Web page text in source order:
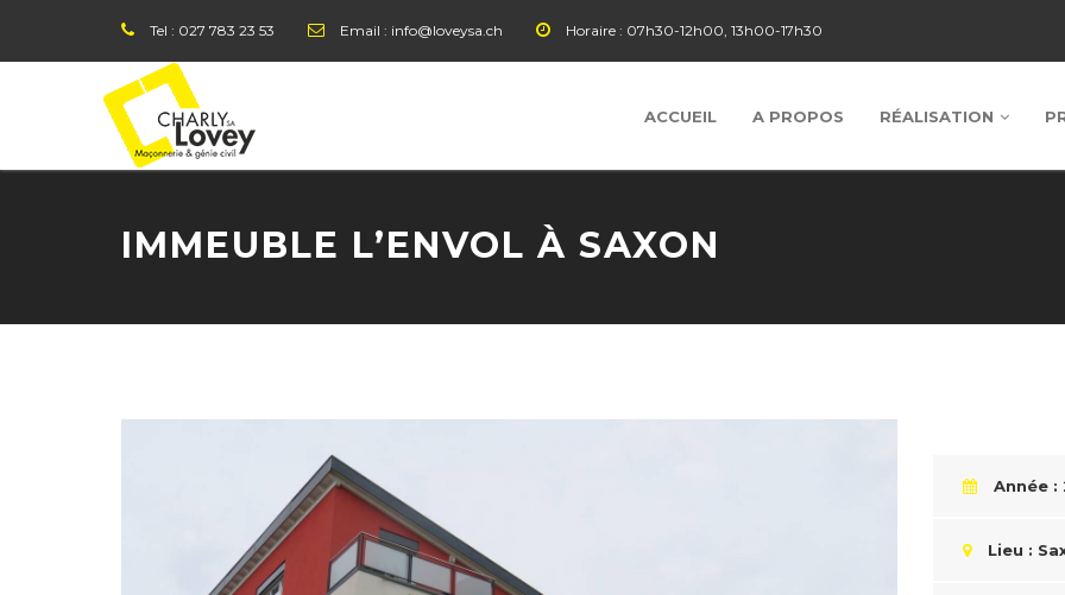
Tel : 027 783 23 53 Email : info@loveysa.ch Horaire : 07h30-12h00, 13h00-17h30
ACCUEIL A PROPOS RÉALISATION
IMMEUBLE L’ENVOL À SAXON
Année :
Lieu :